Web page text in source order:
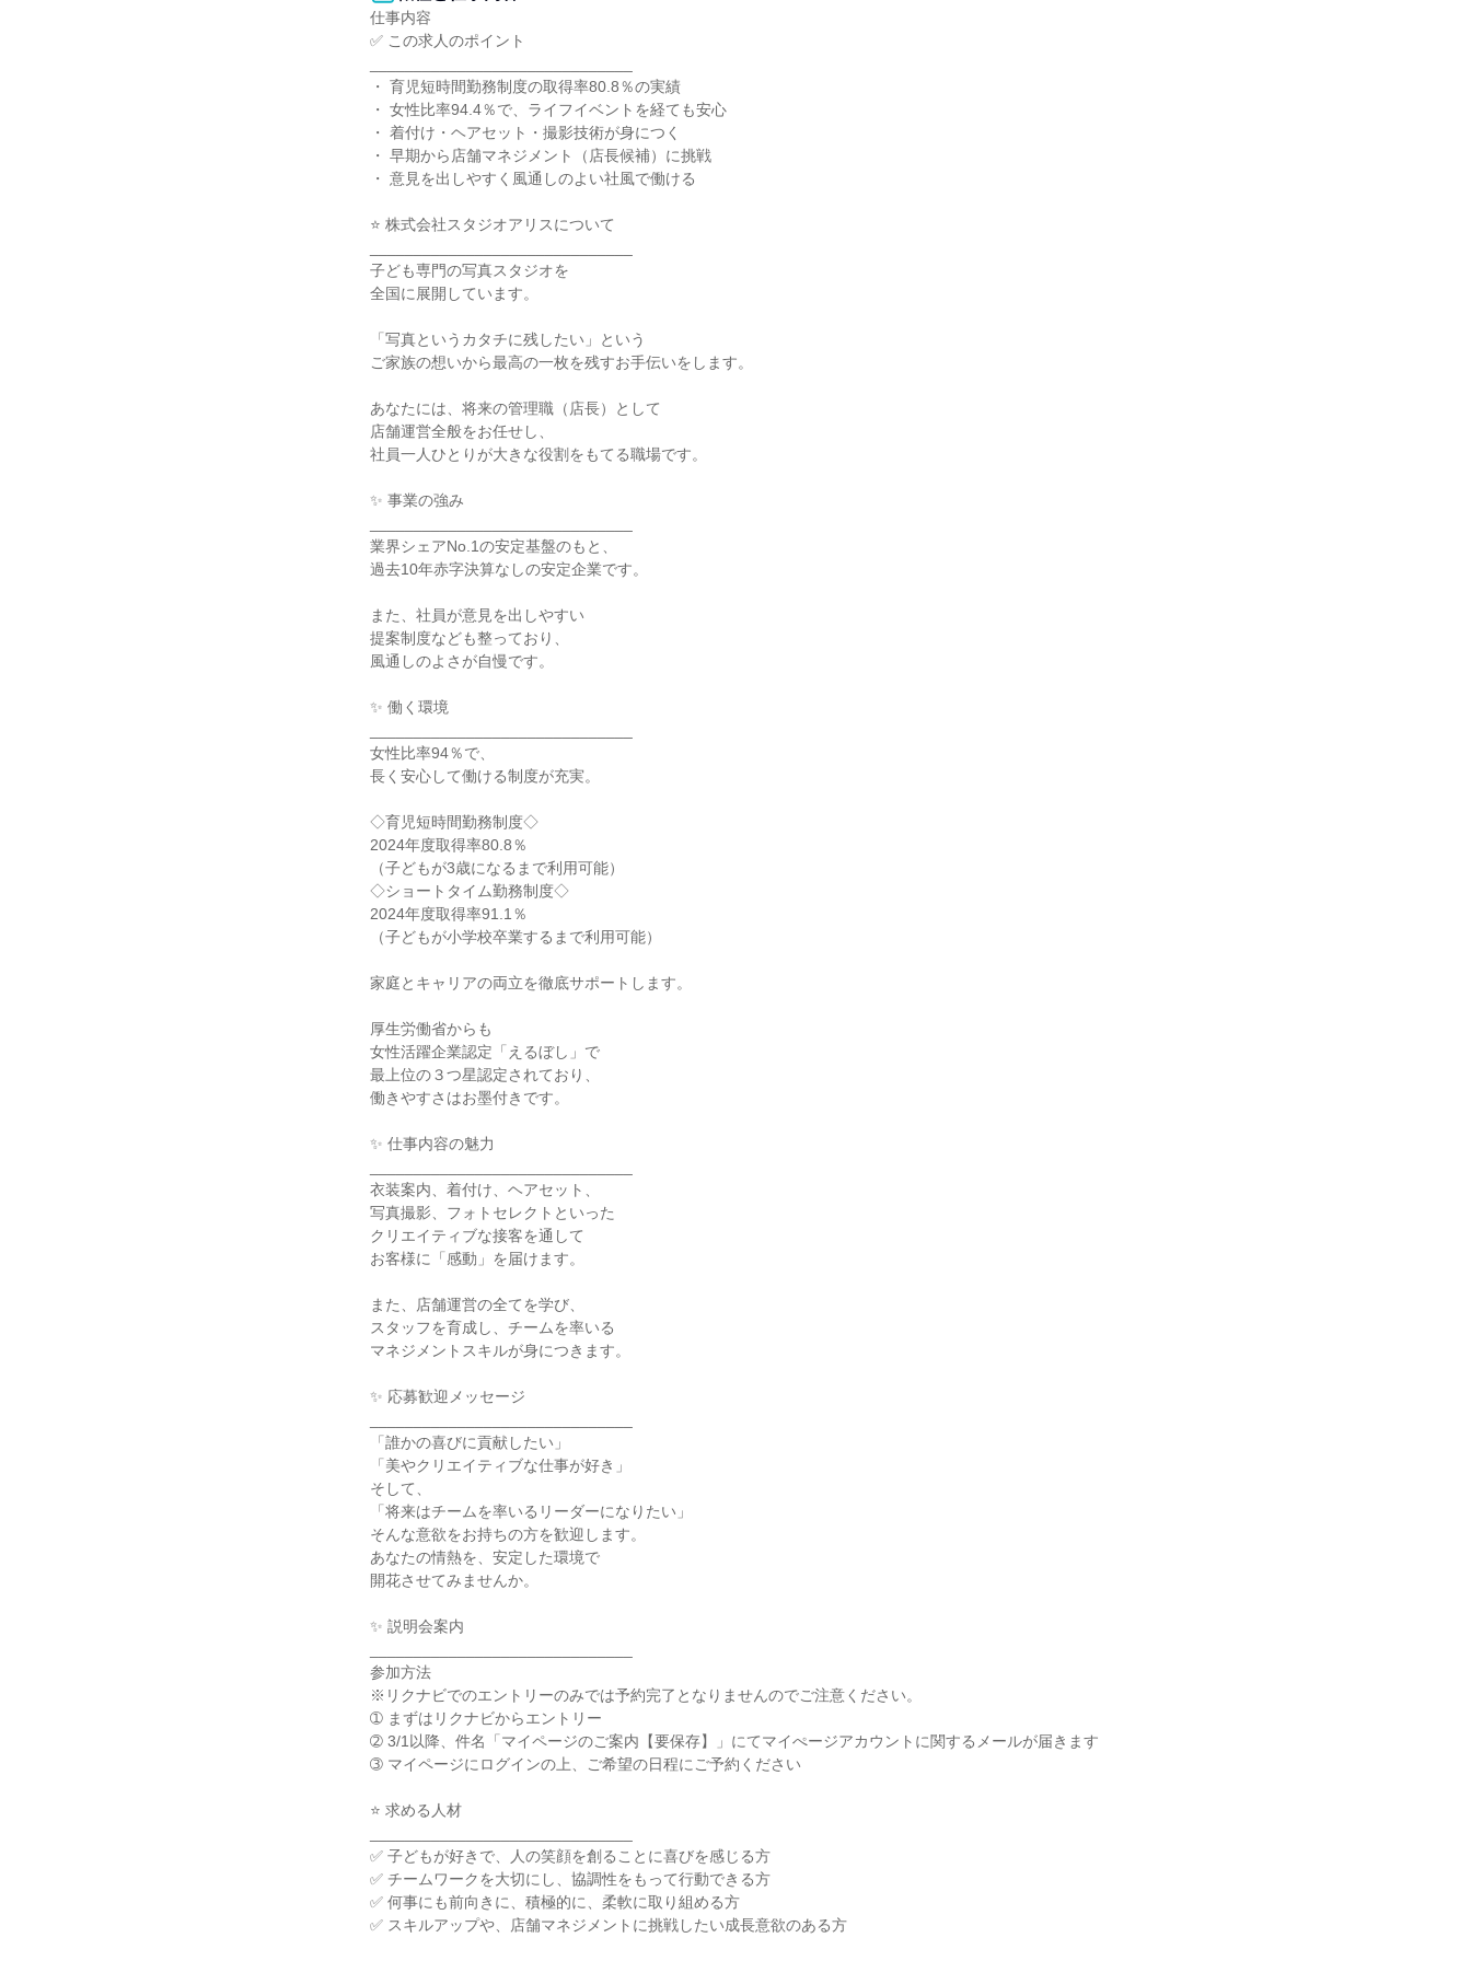
仕事内容
✅ この求人のポイント
・ 育児短時間勤務制度の取得率80.8％の実績
・ 女性比率94.4％で、ライフイベントを経ても安心
・ 着付け・ヘアセット・撮影技術が身につく
・ 早期から店舗マネジメント（店長候補）に挑戦
・ 意見を出しやすく風通しのよい社風で働ける
⭐ 株式会社スタジオアリスについて
子ども専門の写真スタジオを
全国に展開しています。
「写真というカタチに残したい」という
ご家族の想いから最高の一枚を残すお手伝いをします。
あなたには、将来の管理職（店長）として
店舗運営全般をお任せし、
社員一人ひとりが大きな役割をもてる職場です。
✨ 事業の強み
業界シェアNo.1の安定基盤のもと、
過去10年赤字決算なしの安定企業です。
また、社員が意見を出しやすい
提案制度なども整っており、
風通しのよさが自慢です。
✨ 働く環境
女性比率94％で、
長く安心して働ける制度が充実。
◇育児短時間勤務制度◇
2024年度取得率80.8％
（子どもが3歳になるまで利用可能）
◇ショートタイム勤務制度◇
2024年度取得率91.1％
（子どもが小学校卒業するまで利用可能）
家庭とキャリアの両立を徹底サポートします。
厚生労働省からも
女性活躍企業認定「えるぼし」で
最上位の３つ星認定されており、
働きやすさはお墨付きです。
✨ 仕事内容の魅力
衣装案内、着付け、ヘアセット、
写真撮影、フォトセレクトといった
クリエイティブな接客を通して
お客様に「感動」を届けます。
また、店舗運営の全てを学び、
スタッフを育成し、チームを率いる
マネジメントスキルが身につきます。
✨ 応募歓迎メッセージ
「誰かの喜びに貢献したい」
「美やクリエイティブな仕事が好き」
そして、
「将来はチームを率いるリーダーになりたい」
そんな意欲をお持ちの方を歓迎します。
あなたの情熱を、安定した環境で
開花させてみませんか。
✨ 説明会案内
参加方法
※リクナビでのエントリーのみでは予約完了となりませんのでご注意ください。
➀ まずはリクナビからエントリー
➁ 3/1以降、件名「マイページのご案内【要保存】」にてマイぺージアカウントに関するメールが届きます
➂ マイページにログインの上、ご希望の日程にご予約ください
⭐ 求める人材
✅ 子どもが好きで、人の笑顔を創ることに喜びを感じる方
✅ チームワークを大切にし、協調性をもって行動できる方
✅ 何事にも前向きに、積極的に、柔軟に取り組める方
✅ スキルアップや、店舗マネジメントに挑戦したい成長意欲のある方